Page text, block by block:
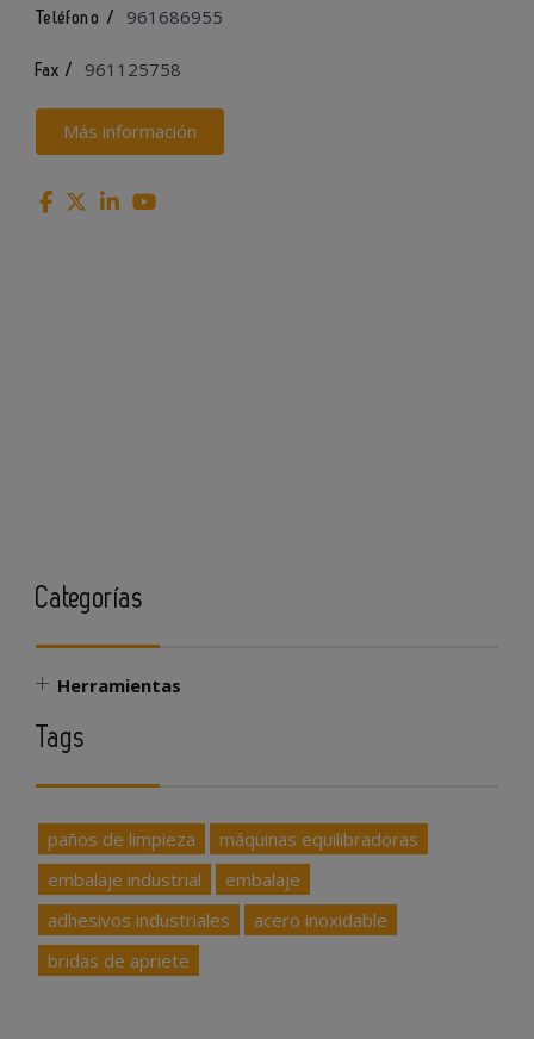
Teléfono / 961686955
Fax / 961125758
Más información
Categorías
Herramientas
Tags
paños de limpieza
máquinas equilibradoras
embalaje industrial
embalaje
adhesivos industriales
acero inoxidable
bridas de apriete